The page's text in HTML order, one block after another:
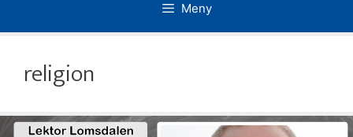
Meny
religion